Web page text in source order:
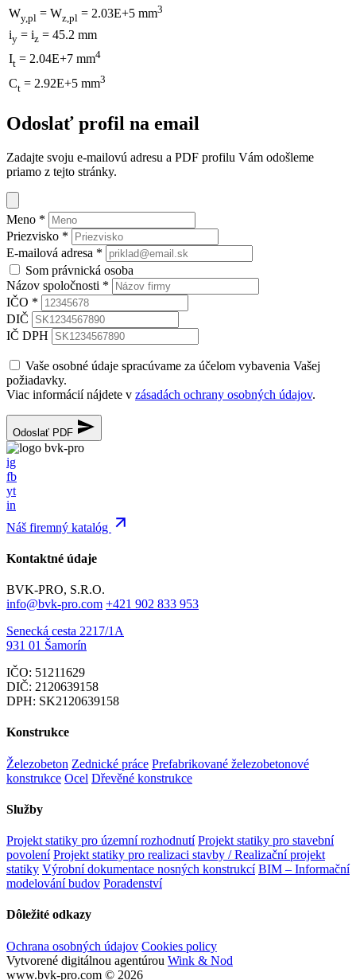
Wy,pl = Wz,pl = 2.03E+5 mm3
iy = iz = 45.2 mm
It = 2.04E+7 mm4
Ct = 2.92E+5 mm3
Odoslať profil na email
Zadajte svoju e-mailovú adresu a PDF profilu Vám odošleme
priamo z tejto stránky.
Meno *
Priezvisko *
E-mailová adresa *
Som právnická osoba
Názov spoločnosti *
IČO *
DIČ
IČ DPH
Vaše osobné údaje spracúvame za účelom vybavenia Vašej
požiadavky.
Viac informácií nájdete v zásadách ochrany osobných údajov.
Odoslať PDF
ig
fb
yt
in
Náš firemný katalóg
Kontaktné údaje
BVK-PRO, S.R.O.
info@bvk-pro.com +421 902 833 953
Senecká cesta 2217/1A
931 01 Šamorín
IČO: 51211629
DIČ: 2120639158
DPH: SK2120639158
Konstrukce
Železobeton Zednické práce Prefabrikované železobetonové
konstrukce Ocel Dřevěné konstrukce
Služby
Projekt statiky pro územní rozhodnutí Projekt statiky pro stavební
povolení Projekt statiky pro realizaci stavby / Realizační projekt
statiky Výrobní dokumentace nosných konstrukcí BIM – Informační
modelování budov Poradenství
Dôležité odkazy
Ochrana osobných údajov Cookies policy
Vytvorené digitálnou agentúrou Wink & Nod
www.bvk-pro.com © 2026